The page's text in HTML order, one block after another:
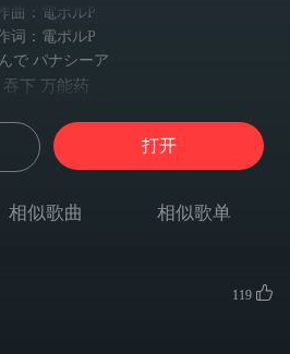
曲：電ポルP
词：電ポルP
で パナシーア
吞下 万能药
心结的 万能药
く 幾分寂れた薬屋さん
深处 有点冷清的药铺
来的 是个虚弱得似是生病的人
四周都是古老的木架的狭小地方
いざなわれ 手に取っていた
玻璃瓶 所吸引 然后拿了下来
です。いかがでしょう？
打开
相似歌曲 相似歌单
119